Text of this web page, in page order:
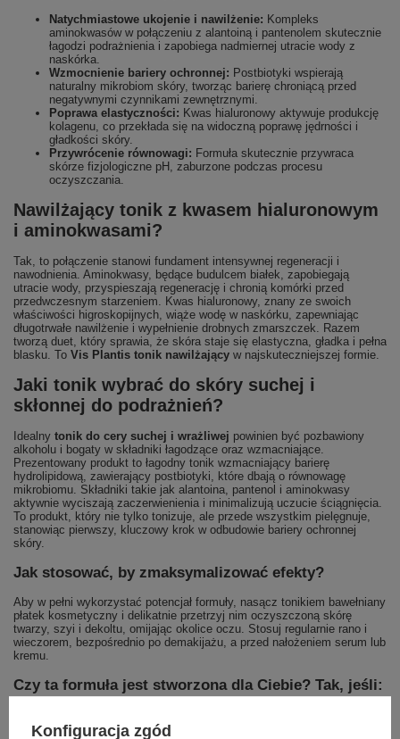
Natychmiastowe ukojenie i nawilżenie: Kompleks
aminokwasów w połączeniu z alantoiną i pantenolem skutecznie
łagodzi podrażnienia i zapobiega nadmiernej utracie wody z
naskórka.
Wzmocnienie bariery ochronnej: Postbiotyki wspierają
naturalny mikrobiom skóry, tworząc barierę chroniącą przed
negatywnymi czynnikami zewnętrznymi.
Poprawa elastyczności: Kwas hialuronowy aktywuje produkcję
kolagenu, co przekłada się na widoczną poprawę jędrności i
gładkości skóry.
Przywrócenie równowagi: Formuła skutecznie przywraca
skórze fizjologiczne pH, zaburzone podczas procesu
oczyszczania.
Nawilżający tonik z kwasem hialuronowym
i aminokwasami?
Tak, to połączenie stanowi fundament intensywnej regeneracji i
nawodnienia. Aminokwasy, będące budulcem białek, zapobiegają
utracie wody, przyspieszają regenerację i chronią komórki przed
przedwczesnym starzeniem. Kwas hialuronowy, znany ze swoich
właściwości higroskopijnych, wiąże wodę w naskórku, zapewniając
długotrwałe nawilżenie i wypełnienie drobnych zmarszczek. Razem
tworzą duet, który sprawia, że skóra staje się elastyczna, gładka i pełna
blasku. To Vis Plantis tonik nawilżający w najskuteczniejszej formie.
Jaki tonik wybrać do skóry suchej i
skłonnej do podrażnień?
Idealny tonik do cery suchej i wrażliwej powinien być pozbawiony
alkoholu i bogaty w składniki łagodzące oraz wzmacniające.
Prezentowany produkt to łagodny tonik wzmacniający barierę
hydrolipidową, zawierający postbiotyki, które dbają o równowagę
mikrobiomu. Składniki takie jak alantoina, pantenol i aminokwasy
aktywnie wyciszają zaczerwienienia i minimalizują uczucie ściągnięcia.
To produkt, który nie tylko tonizuje, ale przede wszystkim pielęgnuje,
stanowiąc pierwszy, kluczowy krok w odbudowie bariery ochronnej
skóry.
Jak stosować, by zmaksymalizować efekty?
Aby w pełni wykorzystać potencjał formuły, nasącz tonikiem bawełniany
płatek kosmetyczny i delikatnie przetrzyj nim oczyszczoną skórę
twarzy, szyi i dekoltu, omijając okolice oczu. Stosuj regularnie rano i
wieczorem, bezpośrednio po demakijażu, a przed nałożeniem serum lub
kremu.
Czy ta formuła jest stworzona dla Ciebie? Tak, jeśli:
komfortu.
Konfiguracja zgód